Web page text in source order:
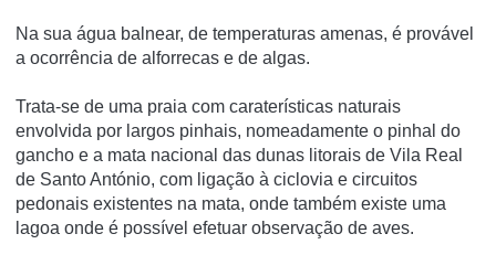
Na sua água balnear, de temperaturas amenas, é provável
a ocorrência de alforrecas e de algas.
Trata-se de uma praia com caraterísticas naturais
envolvida por largos pinhais, nomeadamente o pinhal do
gancho e a mata nacional das dunas litorais de Vila Real
de Santo António, com ligação à ciclovia e circuitos
pedonais existentes na mata, onde também existe uma
lagoa onde é possível efetuar observação de aves.